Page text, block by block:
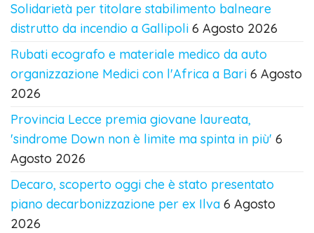
Solidarietà per titolare stabilimento balneare
distrutto da incendio a Gallipoli 6 Agosto 2026
Rubati ecografo e materiale medico da auto
organizzazione Medici con l'Africa a Bari 6 Agosto
2026
Provincia Lecce premia giovane laureata,
'sindrome Down non è limite ma spinta in più' 6
Agosto 2026
Decaro, scoperto oggi che è stato presentato
piano decarbonizzazione per ex Ilva 6 Agosto
2026